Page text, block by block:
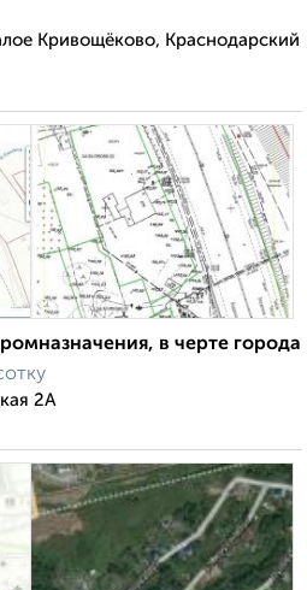
Кривощёково, Краснодарский
в черте города
2А